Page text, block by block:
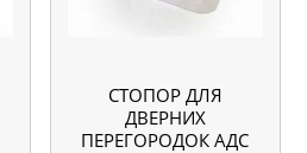
СТОПОР ДЛЯ
ДВЕРНИХ
ПЕРЕГОРОДОК АДС